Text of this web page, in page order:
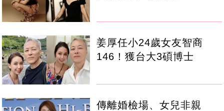
姜厚任小24歲女友智商
146！獲台大3碩博士
傳離婚檢場、女兒非親